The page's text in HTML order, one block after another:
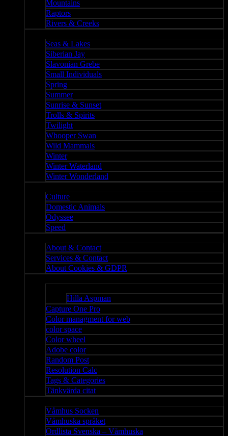
Mountains
Raptors
Rivers & Creeks
Seas & Lakes
Siberian Jay
Slavonian Grebe
Small Individuals
Spring
Summer
Sunrise & Sunset
Trolls & Spirits
Twilight
Whooper Swan
Wild Mammals
Winter
Winter Waterland
Winter Wonderland
Culture
Domestic Animals
Odyssee
Speed
About & Contact
Services & Contact
About Cookies & GDPR
Hilla Aspman
Capture One Pro
Color managment for web
color space
Color wheel
Adobe color
Random Post
Resolution Calc
Tags & Categories
Tänkvärda citat
Våmhus Socken
Våmhuska språket
Ordlista Svenska – Våmhuska